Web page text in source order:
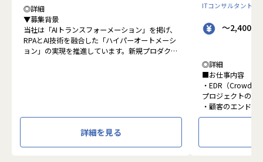
◎詳細
▼募集背景
当社は「AIトランスフォーメーション」を掲げ、
RPAとAI技術を融合した「ハイパーオートメーシ
ョン」の実現を推進しています。新規プロダクト
ルに進化させる中核メンバーを求めています。
詳細を見る
ITコンサルタント
～2,400
◎詳細
■お仕事内容
・EDR（
プロジェクトの
・顧客のエンドポ
キテクチャの構想
・検知ルール・運